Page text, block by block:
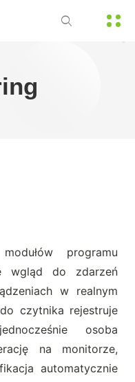
programu
wgląd do zdarzeń
w realnym
czytnika rejestruje
osoba
na monitorze,
automatycznie